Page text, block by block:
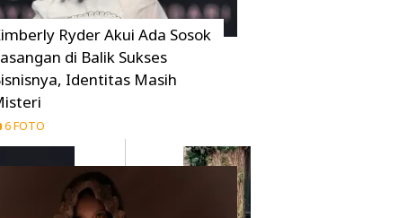
Ryder Akui Ada Sosok
di Balik Sukses
Identitas Masih
6 FOTO